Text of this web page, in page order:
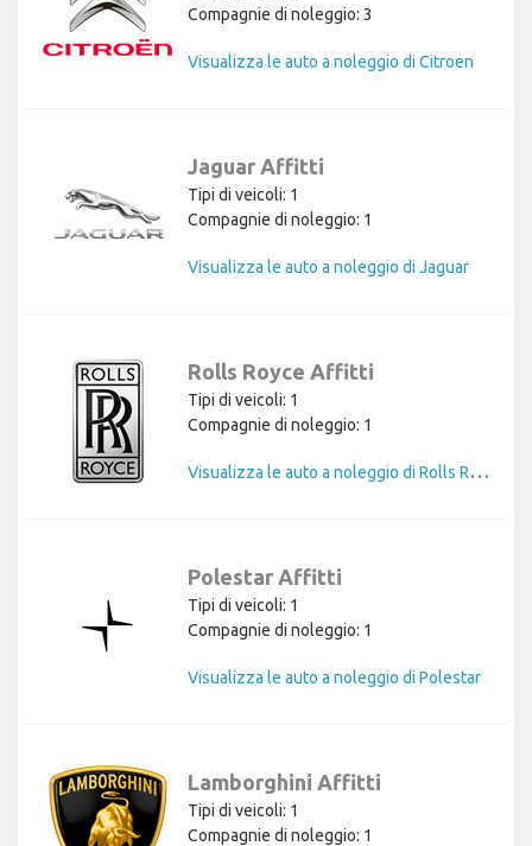
Compagnie di noleggio: 3
Visualizza le auto a noleggio di Citroen
Jaguar Affitti
Tipi di veicoli: 1
Compagnie di noleggio: 1
Visualizza le auto a noleggio di Jaguar
Rolls Royce Affitti
Tipi di veicoli: 1
Compagnie di noleggio: 1
V
isualizza le auto a noleggio di Rolls Royce
Polestar Affitti
Tipi di veicoli: 1
Compagnie di noleggio: 1
Visualizza le auto a noleggio di Polestar
Lamborghini Affitti
Tipi di veicoli: 1
Compagnie di noleggio: 1